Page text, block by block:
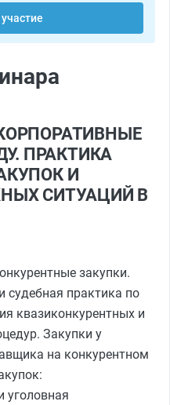
ПРАКТИКА
И
СИТУАЦИЙ В
закупки.
судебная практика по
квазиконкурентных и
Закупки у
на конкурентном
уголовная